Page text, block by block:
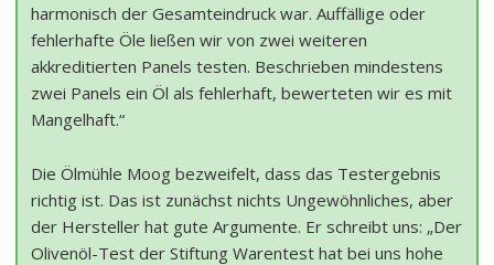
harmonisch der Gesamteindruck war. Auffällige oder
fehlerhafte Öle ließen wir von zwei weiteren
akkreditierten Panels testen. Beschrieben mindestens
zwei Panels ein Öl als fehlerhaft, bewerteten wir es mit
Mangelhaft.“
Die Ölmühle Moog bezweifelt, dass das Testergebnis
richtig ist. Das ist zunächst nichts Ungewöhnliches, aber
der Hersteller hat gute Argumente. Er schreibt uns: „Der
Olivenöl-Test der Stiftung Warentest hat bei uns hohe